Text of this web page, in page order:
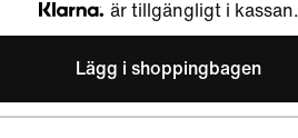
Klarna
är tillgängligt i kassan.
Lägg i shoppingbagen